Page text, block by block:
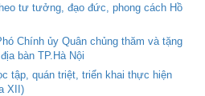
tư tưởng, đạo đức, phong cách Hồ
Chính ủy Quân chủng thăm và tặng
bàn TP.Hà Nội
tập, quán triệt, triển khai thực hiện
XII)